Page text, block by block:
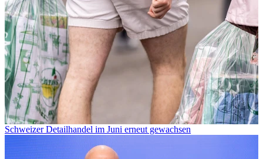
Schweizer Detailhandel im Juni erneut gewachsen